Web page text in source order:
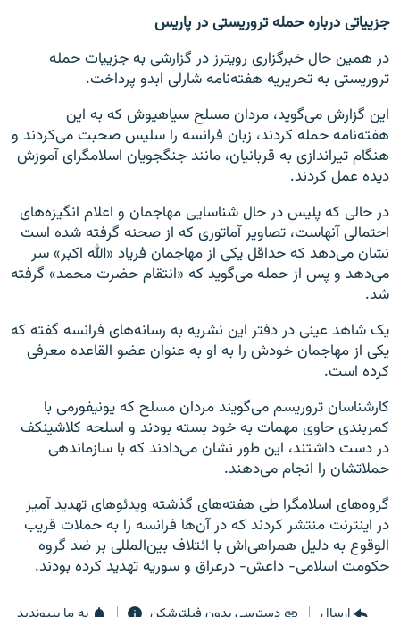
جزییاتی درباره حمله تروریستی در پاریس
در همین حال خبرگزاری رویترز در گزارشی به جزییات حمله
تروریستی به تحریریه هفته‌نامه شارلی ابدو پرداخت.
این گزارش می‌گوید، مردان مسلح سیاهپوش که به این
هفته‌نامه حمله کردند، زبان فرانسه را سلیس صحبت می‌کردند و
هنگام تیراندازی به قربانیان، مانند جنگجویان اسلامگرای آموزش
دیده عمل کردند.
در حالی که پلیس در حال شناسایی مهاجمان و اعلام انگیزه‌های
احتمالی آنهاست، تصاویر آماتوری که از صحنه گرفته شده است
نشان می‌دهد که حداقل یکی از مهاجمان فریاد «الله اکبر» سر
می‌دهد و پس از حمله می‌گوید که «انتقام حضرت محمد» گرفته
شد.
یک شاهد عینی در دفتر این نشریه به رسانه‌های فرانسه گفته که
یکی از مهاجمان خودش را به او به عنوان عضو القاعده معرفی
کرده است.
کار‌شناسان تروریسم می‌گویند مردان مسلح که یونیفورمی با
کمربندی حاوی مهمات به خود بسته بودند و اسلحه کلاشینکف
در دست داشتند، این طور نشان می‌دادند که با سازماندهی
حملاتشان را انجام می‌دهند.
گروه‌های اسلامگرا طی هفته‌های گذشته ویدئوهای تهدید آمیز
در اینترنت منتشر کردند که در آن‌ها فرانسه را به حملات قریب
الوقوع به دلیل همراهی‌اش با ائتلاف بین‌المللی بر ضد گروه
حکومت اسلامی- داعش- درعراق و سوریه تهدید کرده بودند.